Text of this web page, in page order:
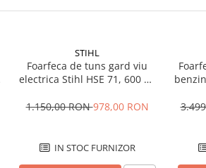
STIHL
Foarfeca de tuns gard viu
electrica Stihl HSE 71, 600 W,
1.150,00 RON978,00 RON
IN STOC FURNIZOR